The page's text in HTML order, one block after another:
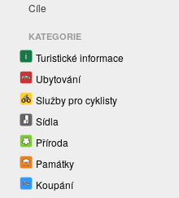
Cíle
KATEGORIE
Turistické informace
Ubytování
Služby pro cyklisty
Sídla
Příroda
Památky
Koupání